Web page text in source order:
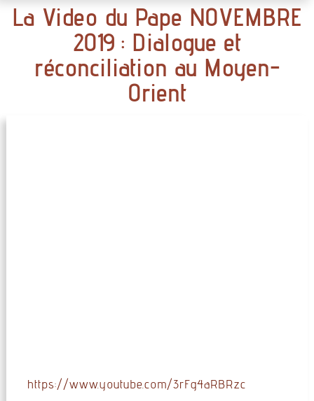
La Video du Pape NOVEMBRE
2019 : Dialogue et
réconciliation au Moyen-
Orient
https://www.youtube.com/3rFg4aRBRzc